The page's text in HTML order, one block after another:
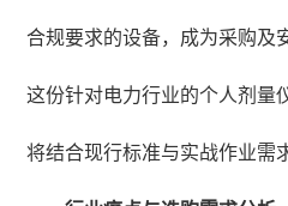
合规要求的设备，成为采购及
这份针对电力行业的个人剂量
将结合现行标准与实战作业需